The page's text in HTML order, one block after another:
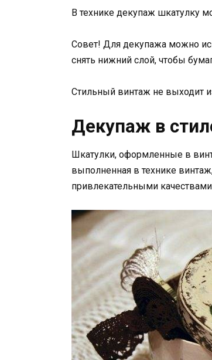
В технике декупаж шкатулку
Совет! Для декупажа можно
снять нижний слой, чтобы
Стильный винтаж не выходит
Декупаж в
Шкатулки, оформленные в
выполненная в технике
привлекательными